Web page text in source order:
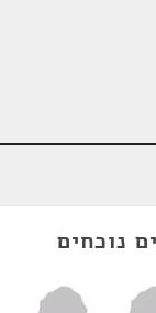
נוכחים